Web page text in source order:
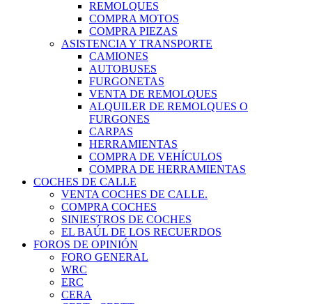
REMOLQUES
COMPRA MOTOS
COMPRA PIEZAS
ASISTENCIA Y TRANSPORTE
CAMIONES
AUTOBUSES
FURGONETAS
VENTA DE REMOLQUES
ALQUILER DE REMOLQUES O
FURGONES
CARPAS
HERRAMIENTAS
COMPRA DE VEHÍCULOS
COMPRA DE HERRAMIENTAS
COCHES DE CALLE
VENTA COCHES DE CALLE.
COMPRA COCHES
SINIESTROS DE COCHES
EL BAÚL DE LOS RECUERDOS
FOROS DE OPINIÓN
FORO GENERAL
WRC
ERC
CERA